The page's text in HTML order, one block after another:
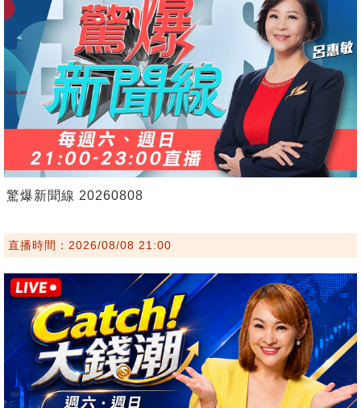
驚爆新聞線 20260808
直播時間：2026/08/08 21:00